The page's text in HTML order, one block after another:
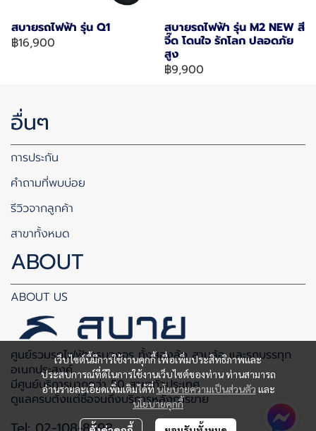
สบายรถไฟฟ้า รุ่น Q1
฿16,900
สบายรถไฟฟ้า รุ่น M2 NEW สี
จี๊ด โดนใจ รักโลก ปลอดภัย
สูง
฿9,900
เว็บไซต์นี้มีการใช้งานคุกกี้ เพื่อเพิ่มประสิทธิภาพและ
ประสบการณ์ที่ดีในการใช้งานเว็บไซต์ของท่าน ท่านสามารถ
อ่านรายละเอียดเพิ่มเติมได้ที่ นโยบายความเป็นส่วนตัว และ
นโยบายคุกกี้
อื่นๆ
การประกัน
คำถามที่พบบ่อย
รีวิวจากลูกค้า
สาขาทั้งหมด
ABOUT
ABOUT US
ศูนย์รวมรถไฟฟ้าครบวงจร ทั้งสองล้อ สามล้อ และรถบรรทุก
อเนกประสงค์
มีศูนย์บริการมากกว่า 50 สาขาทั่วประเทศ
ดูแลครบตั้งแต่ซื้อจนถึงบริการหลังการขาย